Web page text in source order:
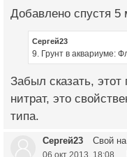
Добавлено спустя 5
Сергей23
9. Грунт в аквариуме:
Забыл сказать, этот
нитрат, это
типа.
Сергей23 Свой
06 окт 2013, 18:08